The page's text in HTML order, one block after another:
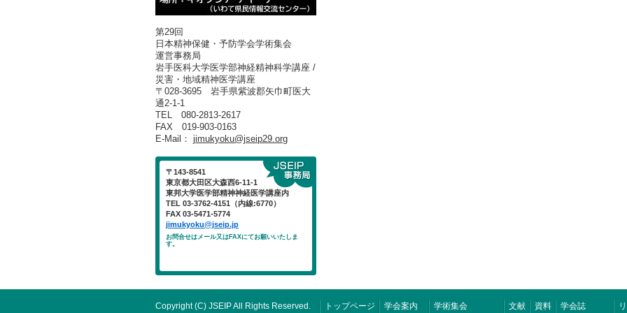
第29回
日本精神保健・予防学会学術集会
運営事務局
岩手医科大学医学部神経精神科学講座 /
災害・地域精神医学講座
〒028-3695 岩手県紫波郡矢巾町医大
通2-1-1
TEL 080-2813-2617
FAX 019-903-0163
E-Mail： jimukyoku@jseip29.org
〒143-8541
東京都大田区大森西6-11-1
東邦大学医学部精神神経医学講座内
TEL 03-3762-4151（内線:6770）
FAX 03-5471-5774
jimukyoku@jseip.jp
お問合せはメール又はFAXにてお願いいたしま
す。
Copyright (C) JSEIP All Rights Reserved. トップページ 学会案内 学術集会 文献 資料 学会誌